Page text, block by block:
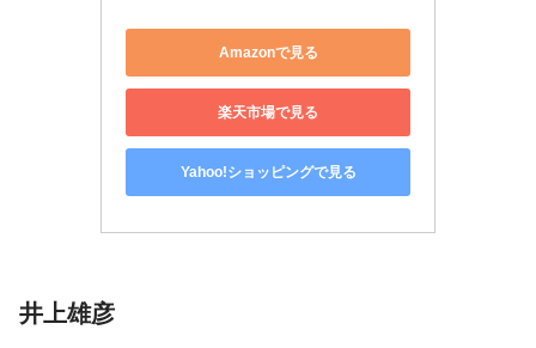
Amazonで見る
楽天市場で見る
Yahoo!ショッピングで見る
井上雄彦